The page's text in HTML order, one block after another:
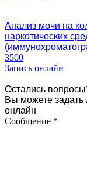
Анализ мочи на
наркотических
3500
Запись онлайн
Остались
Вы можете
онлайн
Сообщение *